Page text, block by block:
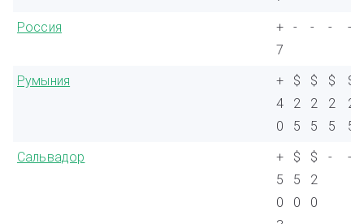
Россия
+
7
- - - -
Румыния
+
4
0
$
2
5
$
2
5
$
2
5
$
2
5
Сальвадор
+
5
0
$
5
0
$
2
0
- -